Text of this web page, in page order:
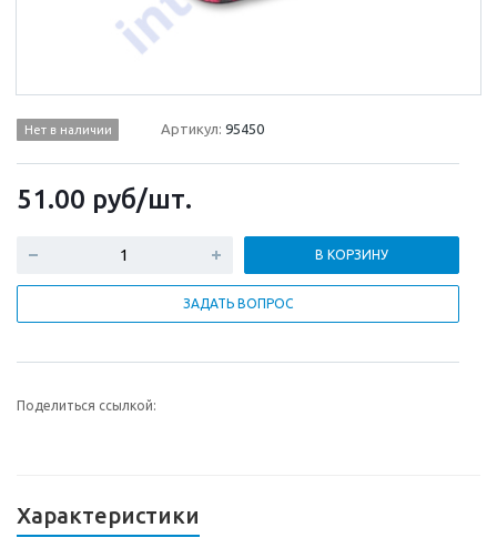
Нет в наличии Артикул:95450
51.00 руб/шт.
В КОРЗИНУ
ЗАДАТЬ ВОПРОС
Поделиться ссылкой:
Характеристики